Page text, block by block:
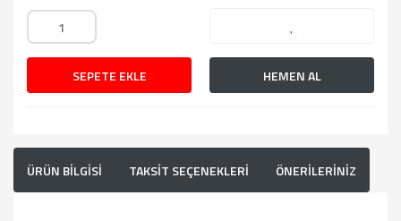
SEPETE EKLE HEMEN AL
ÜRÜN BİLGİSİ TAKSİT SEÇENEKLERİ ÖNERİLERİNİZ